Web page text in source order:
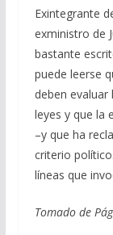
Exintegrante
exministro de
bastante
puede leerse
deben
leyes y que la
–y que ha
criterio
líneas que
Tomado de